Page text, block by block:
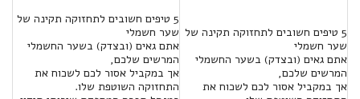
5 טיפים חשובים לתחזוקה תקינה של
שער חשמלי
אתם גאים (ובצדק) בשער החשמלי
המרשים שלכם,
אך במקביל אסור לכם לשכוח את
5 טיפים חשובים לתחזוקה תקינה של
שער חשמלי
אתם גאים (ובצדק) בשער החשמלי
המרשים שלכם,
אך במקביל אסור לכם לשכוח את
התחזוקה השוטפת שלו.